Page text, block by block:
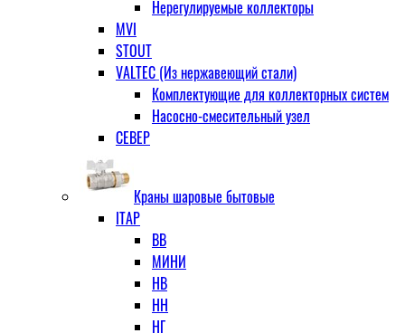
Нерегулируемые коллекторы
MVI
STOUT
VALTEC (Из нержавеющий стали)
Комплектующие для коллекторных систем
Насосно-смесительный узел
СЕВЕР
Краны шаровые бытовые
ITAP
ВВ
МИНИ
НВ
НН
НГ